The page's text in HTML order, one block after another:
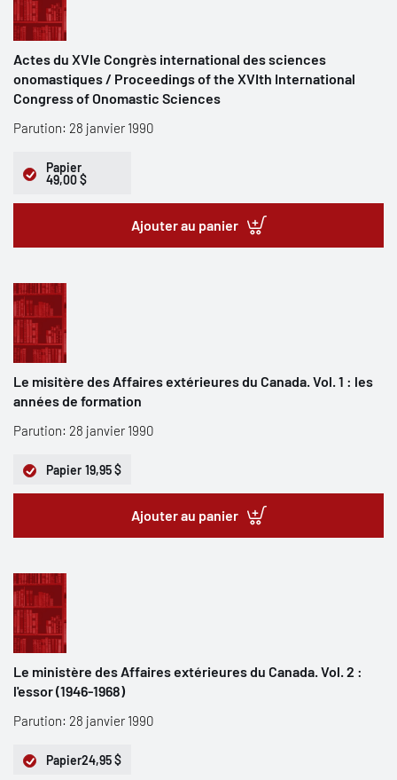
Actes du XVIe Congrès international des sciences
onomastiques / Proceedings of the XVIth International
Congress of Onomastic Sciences
Parution: 28 janvier 1990
Papier
49,00 $
Ajouter au panier
Le misitère des Affaires extérieures du Canada. Vol. 1 : les
années de formation
Parution: 28 janvier 1990
Papier 19,95 $
Ajouter au panier
Le ministère des Affaires extérieures du Canada. Vol. 2 :
l'essor (1946-1968)
Parution: 28 janvier 1990
Papier24,95 $